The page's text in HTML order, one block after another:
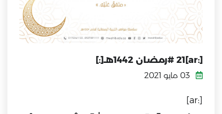
[:ar]21 #رمضان 1442هـ[:]
[:ar]